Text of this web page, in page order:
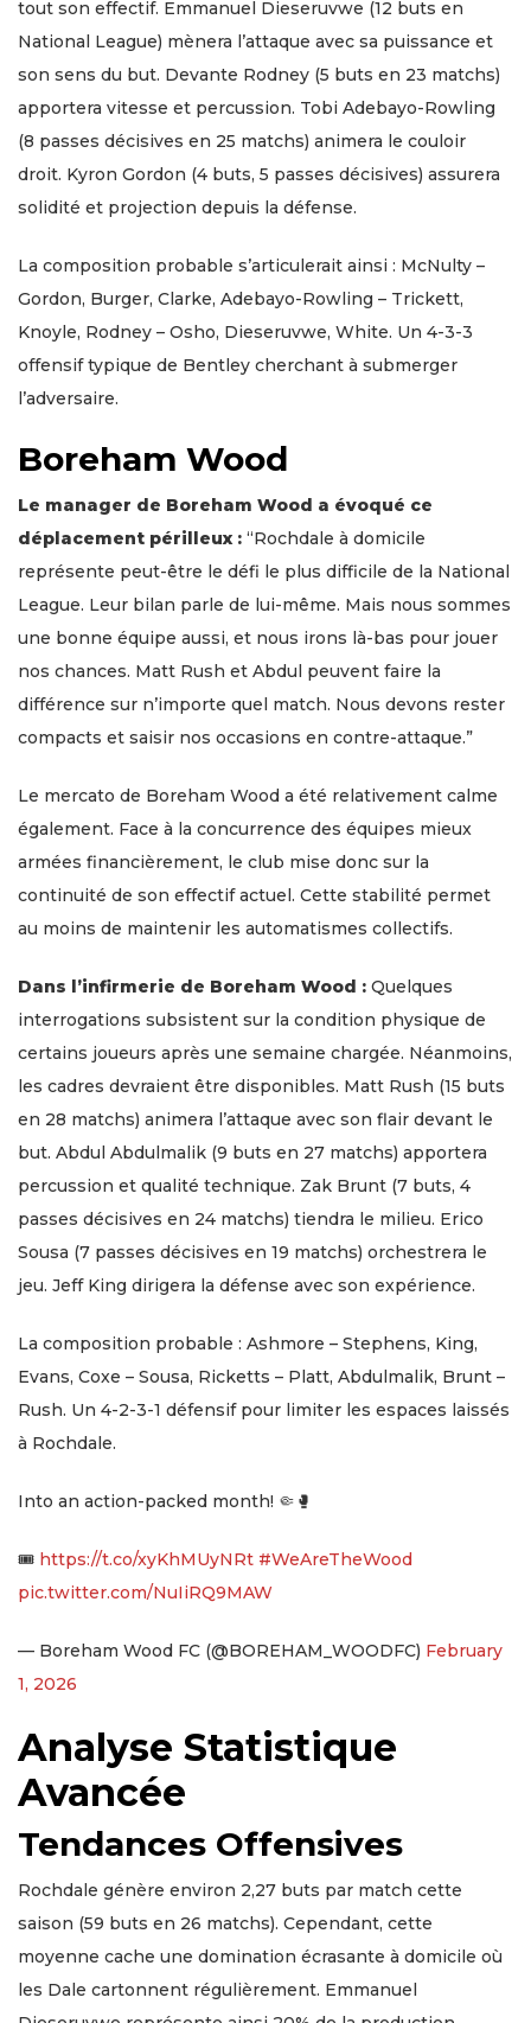
tout son effectif. Emmanuel Dieseruvwe (12 buts en
National League) mènera l’attaque avec sa puissance et
son sens du but. Devante Rodney (5 buts en 23 matchs)
apportera vitesse et percussion. Tobi Adebayo-Rowling
(8 passes décisives en 25 matchs) animera le couloir
droit. Kyron Gordon (4 buts, 5 passes décisives) assurera
solidité et projection depuis la défense.
La composition probable s’articulerait ainsi : McNulty –
Gordon, Burger, Clarke, Adebayo-Rowling – Trickett,
Knoyle, Rodney – Osho, Dieseruvwe, White. Un 4-3-3
offensif typique de Bentley cherchant à submerger
l’adversaire.
Boreham Wood
Le manager de Boreham Wood a évoqué ce
déplacement périlleux : “Rochdale à domicile
représente peut-être le défi le plus difficile de la National
League. Leur bilan parle de lui-même. Mais nous sommes
une bonne équipe aussi, et nous irons là-bas pour jouer
nos chances. Matt Rush et Abdul peuvent faire la
différence sur n’importe quel match. Nous devons rester
compacts et saisir nos occasions en contre-attaque.”
Le mercato de Boreham Wood a été relativement calme
également. Face à la concurrence des équipes mieux
armées financièrement, le club mise donc sur la
continuité de son effectif actuel. Cette stabilité permet
au moins de maintenir les automatismes collectifs.
Dans l’infirmerie de Boreham Wood : Quelques
interrogations subsistent sur la condition physique de
certains joueurs après une semaine chargée. Néanmoins,
les cadres devraient être disponibles. Matt Rush (15 buts
en 28 matchs) animera l’attaque avec son flair devant le
but. Abdul Abdulmalik (9 buts en 27 matchs) apportera
percussion et qualité technique. Zak Brunt (7 buts, 4
passes décisives en 24 matchs) tiendra le milieu. Erico
Sousa (7 passes décisives en 19 matchs) orchestrera le
jeu. Jeff King dirigera la défense avec son expérience.
La composition probable : Ashmore – Stephens, King,
Evans, Coxe – Sousa, Ricketts – Platt, Abdulmalik, Brunt –
Rush. Un 4-2-3-1 défensif pour limiter les espaces laissés
à Rochdale.
Into an action-packed month! 🤏🥊
🎟️ https://t.co/xyKhMUyNRt #WeAreTheWood
pic.twitter.com/NuIiRQ9MAW
— Boreham Wood FC (@BOREHAM_WOODFC) February
1, 2026
Analyse Statistique
Avancée
Tendances Offensives
Rochdale génère environ 2,27 buts par match cette
saison (59 buts en 26 matchs). Cependant, cette
moyenne cache une domination écrasante à domicile où
les Dale cartonnent régulièrement. Emmanuel